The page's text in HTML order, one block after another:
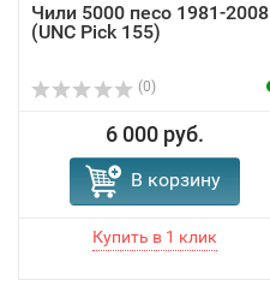
Чили 5000 песо 1981-2008
(UNC Pick 155)
(0)
6 000 руб.
В корзину